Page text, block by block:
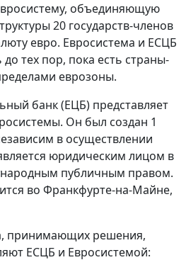
объединяющую
20 государств-членов
евро. Евросистема и ЕСЦБ
до тех пор, пока есть страны-
еврозоны.
банк (ЕЦБ) представляет
Он был создан 1
в осуществлении
юридическим лицом в
публичным правом.
во Франкфурте-на-Майне,
принимающих решения,
ЕСЦБ и Евросистемой: